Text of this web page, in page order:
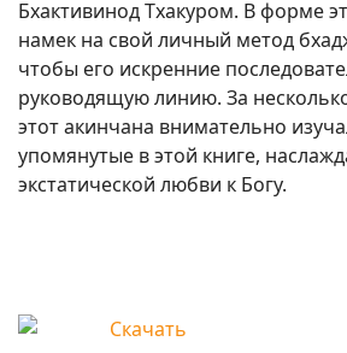
Бхактивинод Тхакуром. В форме
намек на свой личный метод
чтобы его искренние
руководящую линию. За
этот акинчана внимательно
упомянутые в этой книге,
экстатической любви к Богу.